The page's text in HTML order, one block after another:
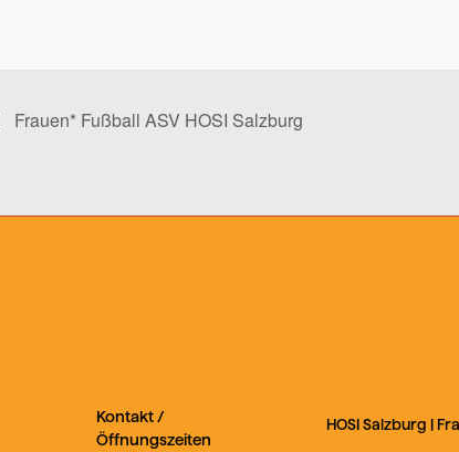
Frauen* Fußball ASV HOSI Salzburg
Kontakt /
Öffnungszeiten
HOSI Salzburg |